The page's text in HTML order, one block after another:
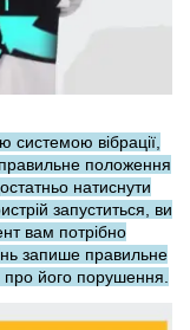
системою вібрації,
правильне положення
натиснути
запуститься, ви
вам потрібно
запише правильне
його порушення.